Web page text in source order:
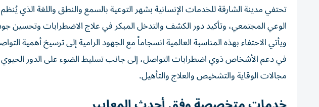
تحتفي مدينة الشارقة للخدمات الإنسانية بشهر التوعية بالسمع والنطق واللغة الذي
الوعي المجتمعي، وتأكيد دور الكشف والتدخل المبكر في علاج الاضطرابات وتحسين
ويأتي الاحتفاء بهذه المناسبة العالمية انسجاماً مع الجهود الرامية إلى ترسيخ أهمية
في دعم الأشخاص ذوي اضطرابات التواصل، إلى جانب تسليط الضوء على الدور
مجالات الوقاية والتشخيص والعلاج والتأهيل.